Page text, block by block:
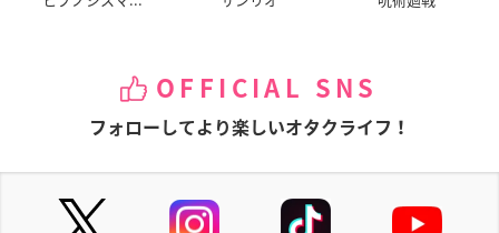
九条月夜 小日向未来
物語>シリーズ セカ
ンドシーズン（猫物
たまゆら ～もあぐれ
銀河機攻隊マジェス
ティックプリンス
OFFICIAL SNS
フォローしてより楽しいオタクライフ！